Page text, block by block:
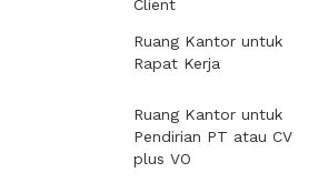
Client
Ruang Kantor untuk
Rapat Kerja
Ruang Kantor untuk
Pendirian PT atau CV
plus VO